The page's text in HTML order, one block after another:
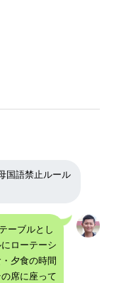
国語禁止ルール
ーブルとし
ローテーシ
夕食の時間
席に座って